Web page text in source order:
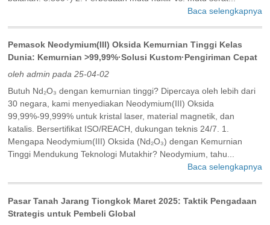
Baca selengkapnya
Pemasok Neodymium(III) Oksida Kemurnian Tinggi Kelas
Dunia: Kemurnian >99,99%·Solusi Kustom·Pengiriman Cepat
oleh admin pada 25-04-02
Butuh Nd₂O₃ dengan kemurnian tinggi? Dipercaya oleh lebih dari
30 negara, kami menyediakan Neodymium(III) Oksida
99,99%-99,999% untuk kristal laser, material magnetik, dan
katalis. Bersertifikat ISO/REACH, dukungan teknis 24/7. 1.
Mengapa Neodymium(III) Oksida (Nd₂O₃) dengan Kemurnian
Tinggi Mendukung Teknologi Mutakhir? Neodymium, tahu...
Baca selengkapnya
Pasar Tanah Jarang Tiongkok Maret 2025: Taktik Pengadaan
Strategis untuk Pembeli Global